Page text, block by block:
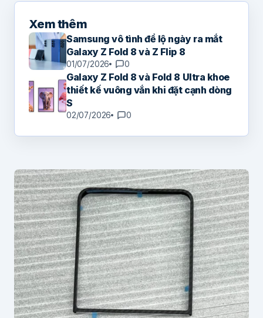
Xem thêm
Samsung vô tình để lộ ngày ra mắt
Galaxy Z Fold 8 và Z Flip 8
01/07/2026 0
Galaxy Z Fold 8 và Fold 8 Ultra khoe
thiết kế vuông vắn khi đặt cạnh dòng
S
02/07/2026 0